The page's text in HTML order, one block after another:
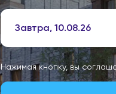
Завтра, 10.08.26
Нажимая кнопку, вы